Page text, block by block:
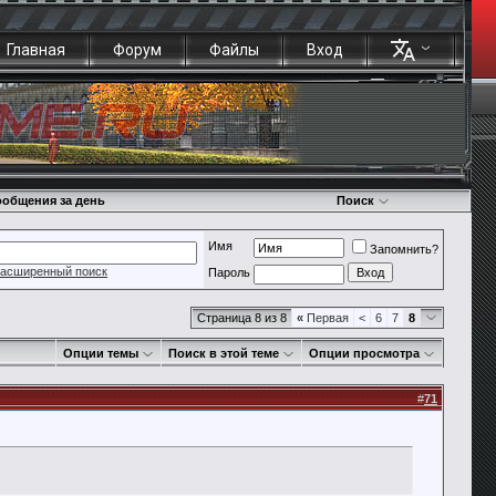
Главная Форум Файлы Вход
за день Поиск
поиск
Имя
Запомнить?
Пароль
Страница 8 из 8 « Первая < 6 7 8
Опции темы Поиск в этой теме Опции просмотра
#71